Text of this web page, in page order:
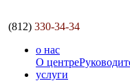
(812) 330-34-34
о нас
О центре
услуги